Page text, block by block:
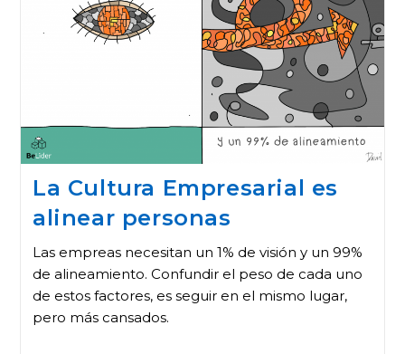
La Cultura Empresarial es
alinear personas
Las empreas necesitan un 1% de visión y un 99%
de alineamiento. Confundir el peso de cada uno
de estos factores, es seguir en el mismo lugar,
pero más cansados.